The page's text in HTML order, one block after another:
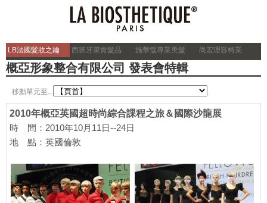
LB法國髮妝之鑰 西班牙萊肯髮品 施華蔻專業美髮 尚宏理容椅業
概亞形象整合有限公司 發表會特輯
移動單元至..
2010年概亞英國超時尚綜合課程之旅＆國際沙龍展
時 間：2010年10月11日--24日
地 點：英國倫敦